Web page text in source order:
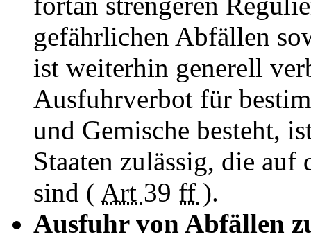
gefährlichen Abfällen
ist weiterhin generell
Ausfuhrverbot für
und Gemische besteht,
Staaten zulässig, die auf
sind ( Art 39 ff ).
Ausfuhr von Abfällen